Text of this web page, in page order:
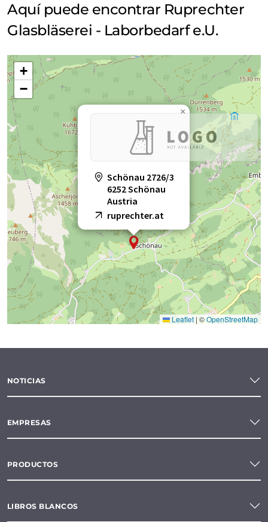
Aquí puede encontrar Ruprechter
Glasbläserei - Laborbedarf e.U.
Schönau 2726/3
6252 Schönau
Austria
ruprechter.at
×
+
−
Leaflet | ©OpenStreetMap
NOTICIAS
EMPRESAS
PRODUCTOS
LIBROS BLANCOS